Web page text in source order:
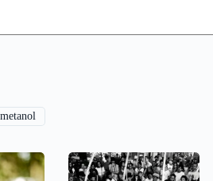
metanol